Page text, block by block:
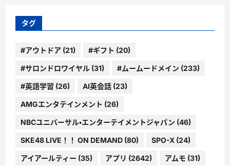
ー
タグ
#アウトドア (21) #ギフト (20)
#サロンドロワイヤル (31) #ムームードメイン (233)
#英語学習 (26) AI英会話 (23)
AMGエンタテインメント (26)
NBCユニバーサル・エンターテイメントジャパン (46)
SKE48 LIVE！！ ON DEMAND (80) SPO-X (24)
アイアールティー (35) アプリ (2642) アムモ (31)